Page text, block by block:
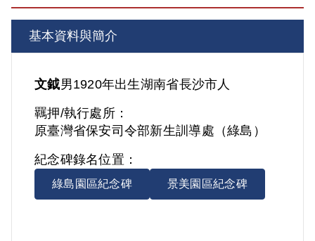
主題探索
背景知識
關於我們
意見信箱
基本資料與簡介
文鉞男1920年出生湖南省長沙市人
羈押/執行處所：
原臺灣省保安司令部新生訓導處（綠島）
紀念碑錄名位置：
綠島園區紀念碑 景美園區紀念碑